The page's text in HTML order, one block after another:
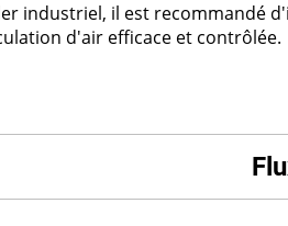
industriel, il est recommandé
d'air efficace et contrôlée.